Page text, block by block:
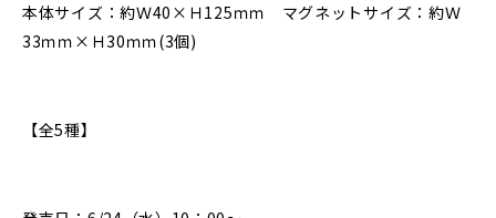
本体サイズ：約Ｗ40× Ｈ125ｍｍ マグネットサイズ：約Ｗ
33ｍｍ × Ｈ30ｍｍ(3個)
【全5種】